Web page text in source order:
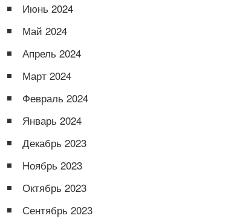
Июнь 2024
Май 2024
Апрель 2024
Март 2024
Февраль 2024
Январь 2024
Декабрь 2023
Ноябрь 2023
Октябрь 2023
Сентябрь 2023